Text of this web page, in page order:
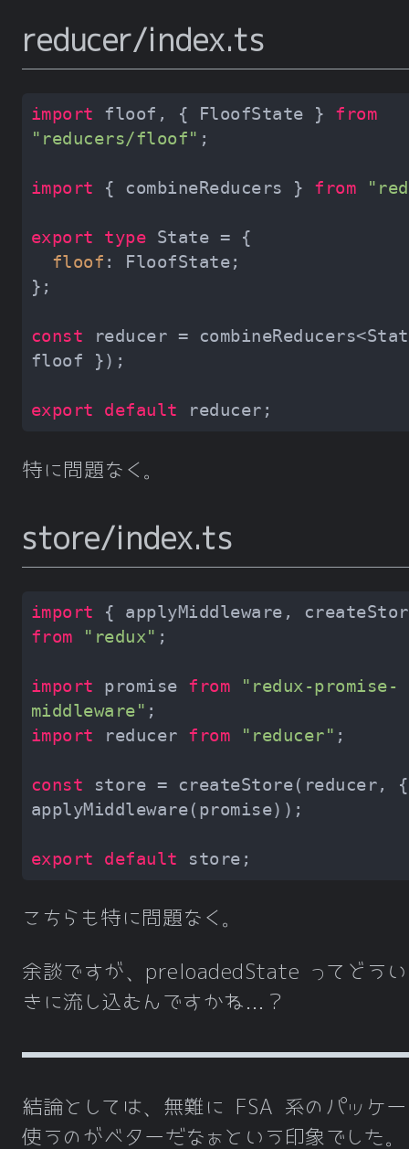
reducer/index.ts
import floof, { FloofState } from
"reducers/floof"
import { combineReducers } from
export type
floof
const reducer =
export default
特に問題なく。
store/index.ts
import
from
"redux"
import promise from
"redux-promise-
middleware"
import reducer from "reducer"
const store = createStore(reducer,
export default
こちらも特に問題なく。
余談ですが、preloadedState ってどう
きに流し込むんですかね…？
結論としては、無難に FSA 系のパッケ
使うのがベターだなぁという印象でした。